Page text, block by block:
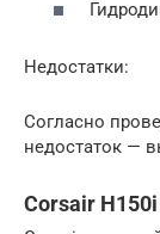
Недостатки:
Согласно
недостаток —
Corsair H150i